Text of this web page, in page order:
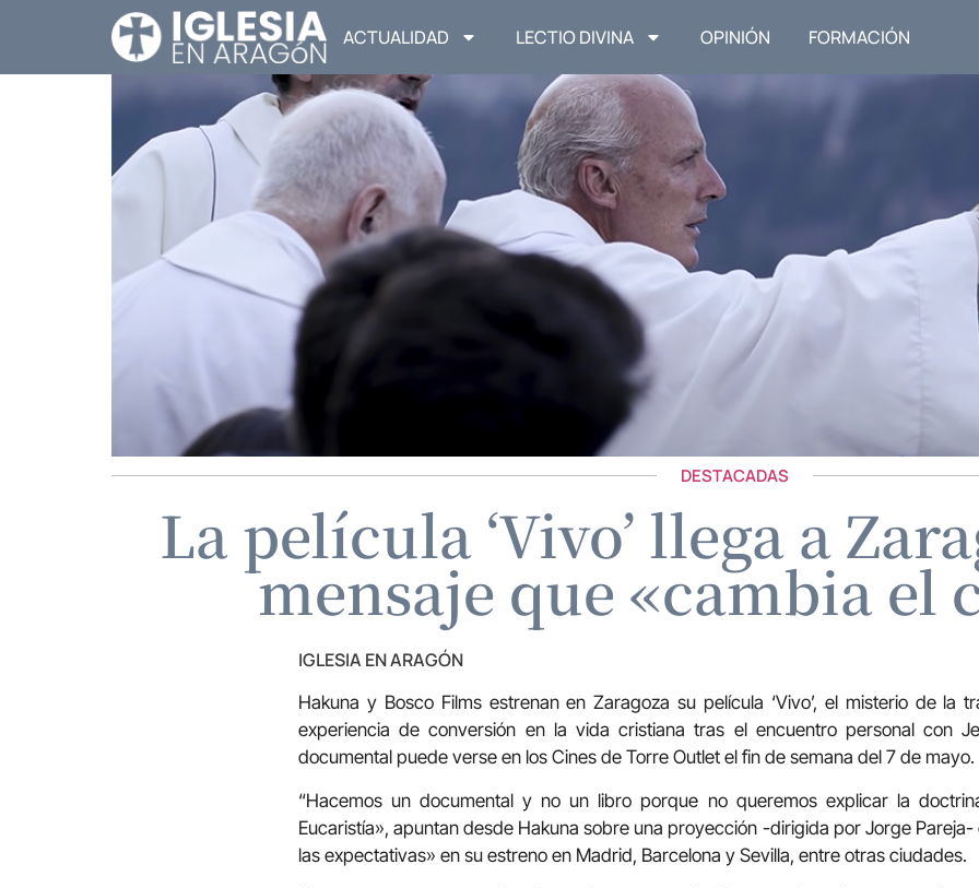
ACTUALIDAD LECTIO DIVINA OPINIÓN FORMACIÓN
DESTACADAS
La película ‘Vivo’ llega a
mensaje que «cambia el
IGLESIA EN ARAGÓN
Hakuna y Bosco Films estrenan en Zaragoza su película ‘Vivo’, el misterio de la
experiencia de conversión en la vida cristiana tras el encuentro personal con
documental puede verse en los Cines de Torre Outlet el fin de semana del 7 de mayo.
“Hacemos un documental y no un libro porque no queremos explicar la
Eucaristía», apuntan desde Hakuna sobre una proyección -dirigida por Jorge
las expectativas» en su estreno en Madrid, Barcelona y Sevilla, entre otras ciudades.